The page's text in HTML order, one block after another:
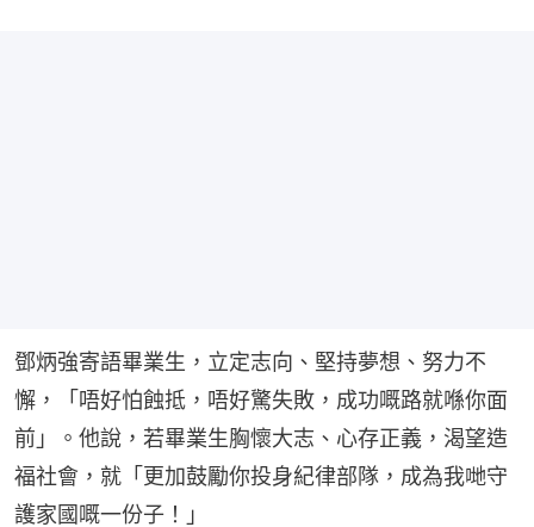
鄧炳強寄語畢業生，立定志向、堅持夢想、努力不
懈，「唔好怕蝕抵，唔好驚失敗，成功嘅路就喺你面
前」。他說，若畢業生胸懷大志、心存正義，渴望造
福社會，就「更加鼓勵你投身紀律部隊，成為我哋守
護家國嘅一份子！」